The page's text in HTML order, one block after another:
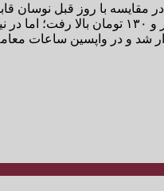
مقایسه با روز قبل نوسان
۱۴ هزار و ۴۰ تومان معامله شد. از سوی دیگر در هرات هم قیمت دلار که روز گذشته با ۵۱